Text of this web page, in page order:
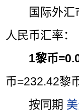
国际外
人民币汇率：
1黎币=
币=232.42黎
按同期